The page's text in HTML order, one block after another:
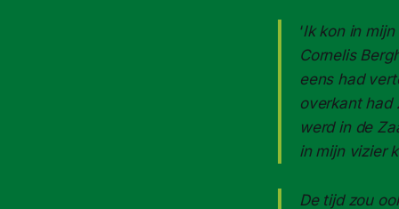
‘Ik kon in
Cornelis
eens had
overkant had
werd in de
in mijn vizier
De tijd zou